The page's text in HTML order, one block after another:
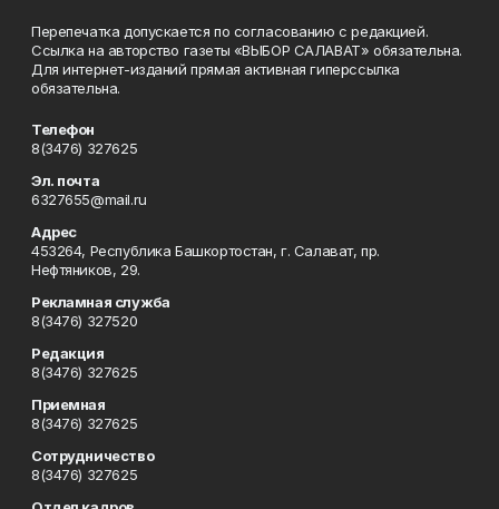
Перепечатка допускается по согласованию с редакцией.
Ссылка на авторство газеты «ВЫБОР САЛАВАТ» обязательна.
Для интернет-изданий прямая активная гиперссылка
обязательна.
Телефон
8(3476) 327625
Эл. почта
6327655@mail.ru
Адрес
453264, Республика Башкортостан, г. Салават, пр.
Нефтяников, 29.
Рекламная служба
8(3476) 327520
Редакция
8(3476) 327625
Приемная
8(3476) 327625
Сотрудничество
8(3476) 327625